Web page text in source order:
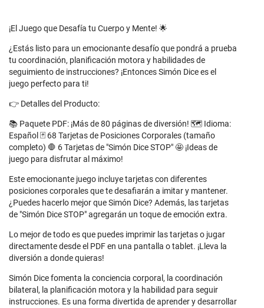
¡El Juego que Desafía tu Cuerpo y Mente! 🌟
¿Estás listo para un emocionante desafío que pondrá a prueba
tu coordinación, planificación motora y habilidades de
seguimiento de instrucciones? ¡Entonces Simón Dice es el
juego perfecto para ti!
👉 Detalles del Producto:
📚 Paquete PDF: ¡Más de 80 páginas de diversión! 🗺️ Idioma:
Español 🃏 68 Tarjetas de Posiciones Corporales (tamaño
completo) 🛑 6 Tarjetas de "Simón Dice STOP" 🤩 ¡Ideas de
juego para disfrutar al máximo!
Este emocionante juego incluye tarjetas con diferentes
posiciones corporales que te desafiarán a imitar y mantener.
¿Puedes hacerlo mejor que Simón Dice? Además, las tarjetas
de "Simón Dice STOP" agregarán un toque de emoción extra.
Lo mejor de todo es que puedes imprimir las tarjetas o jugar
directamente desde el PDF en una pantalla o tablet. ¡Lleva la
diversión a donde quieras!
Simón Dice fomenta la conciencia corporal, la coordinación
bilateral, la planificación motora y la habilidad para seguir
instrucciones. Es una forma divertida de aprender y desarrollar